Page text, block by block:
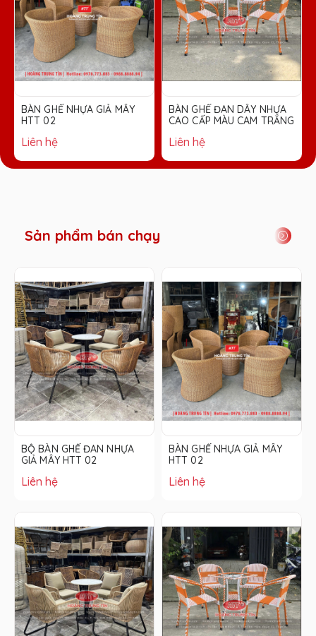
BÀN GHẾ ĐAN DÂY NHỰA
CAO CẤP MÀU CAM TRẮNG
Liên hệ
BÀN GHẾ TRỨNG ĐAN
NHỰA GIẢ MÂY MÀU NÂU
Liên hệ
Sản phẩm bán chạy
BÀN GHẾ NHỰA GIẢ MÂY
HTT 02
Liên hệ
BÀN GHẾ TRỨNG ĐAN
NHỰA GIẢ MÂY MÀU MÂY
Liên hệ